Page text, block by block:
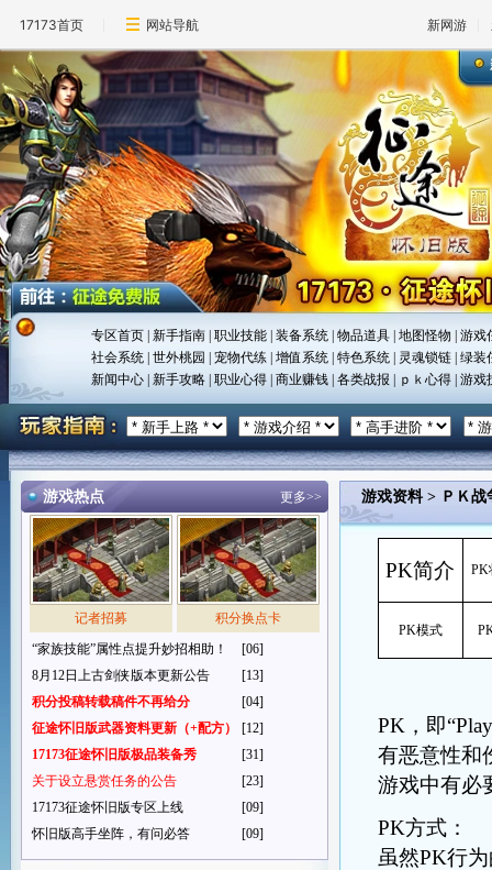
17173首页 网站导航 新网游
专区首页 |新手指南 |职业技能 |装备系统 |物品道具 |地图怪物 |游戏
社会系统 |世外桃园 |宠物代练 |增值系统 |特色系统 灵魂锁链 |绿装
新闻中心 |新手攻略 |职业心得 |商业赚钱 |各类战报 ｐｋ心得 |游戏
游戏热点 更多>>
记者招募
积分换点卡
“家族技能”属性点提升妙招相助！
[06]
8月12日上古剑侠版本更新公告
[13]
积分投稿转载稿件不再给分
[04]
征途怀旧版武器资料更新（+配方）
[12]
17173征途怀旧版极品装备秀
[31]
关于设立悬赏任务的公告
[23]
17173征途怀旧版专区上线
[09]
怀旧版高手坐阵，有问必答
[09]
游戏资料> ＰＫ战
PK简介 PK
PK模式
PK，即
有恶意性和
游戏中有必
PK方式：
虽然PK行